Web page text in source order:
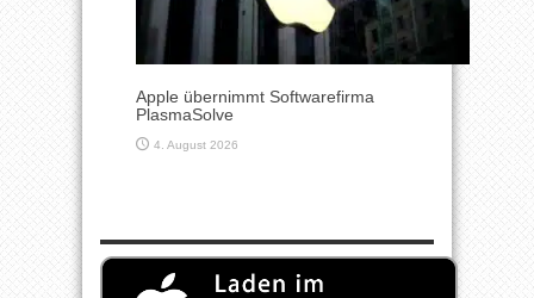
Apple übernimmt Softwarefirma
PlasmaSolve
4. August 2026